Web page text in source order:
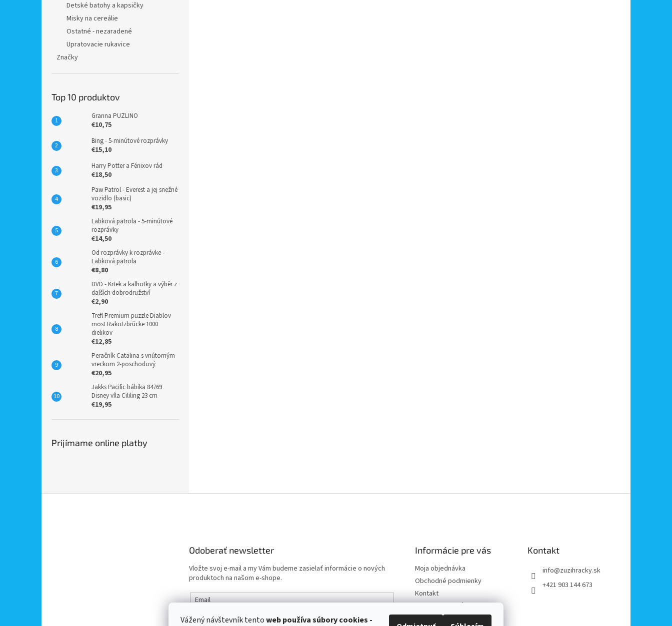
Vážený návštevník tentoweb používasúbory cookies -
Detské batohy a kapsičky
Misky na cereálie
Ostatné - nezaradené
Upratovacie rukavice
Značky
Top 10 produktov
Granna PUZLINO
€10,75
Bing - 5-minútové rozprávky
€15,10
Harry Potter a Fénixov rád
€18,50
Paw Patrol - Everest a jej snežné
vozidlo (basic)
€19,95
Labková patrola - 5-minútové
rozprávky
€14,50
Od rozprávky k rozprávke -
Labková patrola
€8,80
DVD - Krtek a kalhotky a výběr z
dalších dobrodružství
€2,90
Trefl Premium puzzle Diablov
most Rakotzbrücke 1000
dielikov
€12,85
Peračník Catalina s vnútorným
vreckom 2-poschodový
€20,95
Jakks Pacific bábika 84769
Disney víla Cililing 23 cm
€19,95
Prijímame online platby
Odoberať newsletter
Vložte svoj e-mail a my Vám budeme zasielať informácie o nových
produktoch na našom e-shope.
Email
Vložením e-mailu súhlasíte spodmienkami ochrany osobných
Informácie pre vás
Moja objednávka
Obchodné podmienky
Kontakt
Doprava a platba
Kontakt
info@zuzihracky.sk
+421 903 144 673